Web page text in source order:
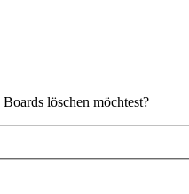
löschen möchtest?